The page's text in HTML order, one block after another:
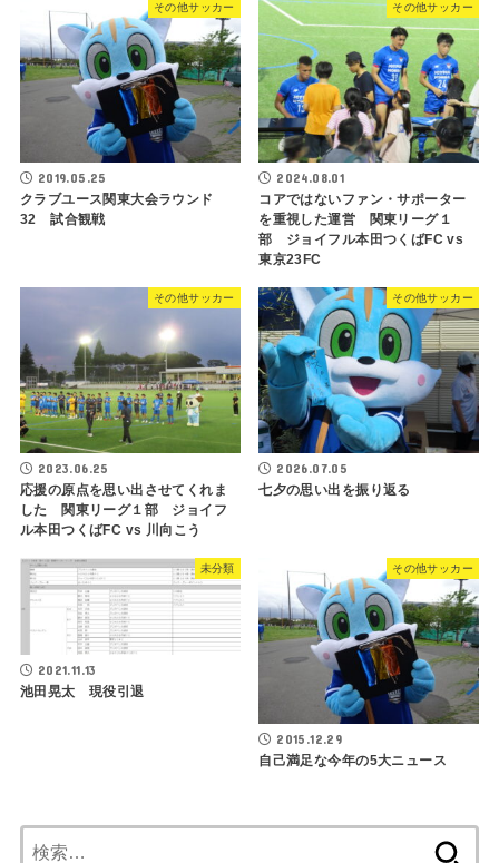
その他サッカー
2019.05.25
クラブユース関東大会ラウンド
32 試合観戦
その他サッカー
2024.08.01
コアではないファン・サポーター
を重視した運営 関東リーグ１
部 ジョイフル本田つくばFC vs
東京23FC
その他サッカー
2023.06.25
応援の原点を思い出させてくれま
した 関東リーグ１部 ジョイフ
ル本田つくばFC vs 川向こう
その他サッカー
2026.07.05
七夕の思い出を振り返る
未分類
2021.11.13
池田晃太 現役引退
その他サッカー
2015.12.29
自己満足な今年の5大ニュース